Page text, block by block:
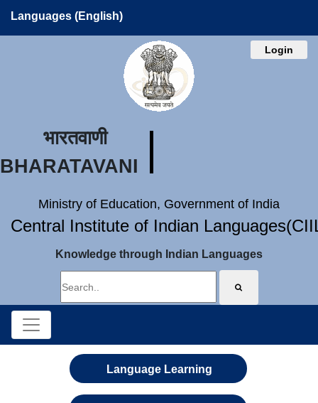
Languages (English)
Login
भारतवाणी
BHARATAVANI
Ministry of Education, Government of India
Central Institute of Indian
Knowledge through Indian Languages
Language Learning